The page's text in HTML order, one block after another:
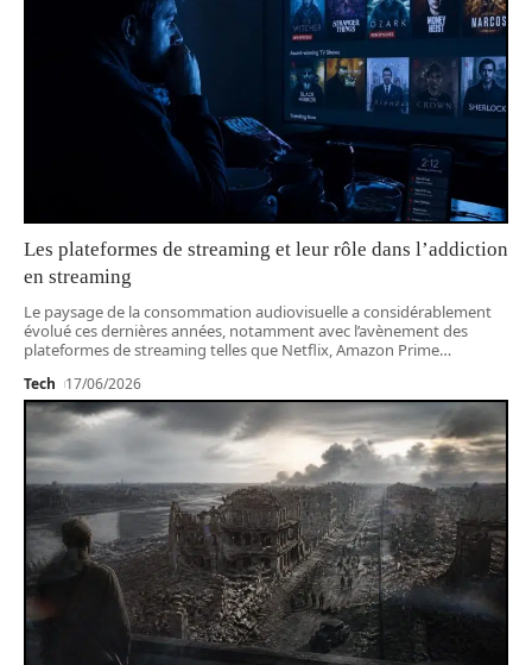
Les plateformes de streaming et leur rôle dans l’addiction
en streaming
Le paysage de la consommation audiovisuelle a considérablement
évolué ces dernières années, notamment avec l’avènement des
plateformes de streaming telles que Netflix, Amazon Prime…
Tech 17/06/2026